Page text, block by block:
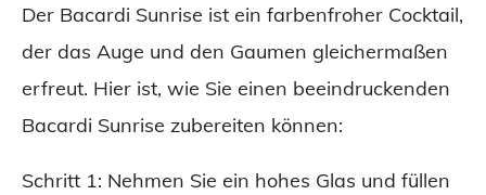
Der Bacardi Sunrise ist ein farbenfroher Cocktail,
der das Auge und den Gaumen gleichermaßen
erfreut. Hier ist, wie Sie einen beeindruckenden
Bacardi Sunrise zubereiten können:
Schritt 1: Nehmen Sie ein hohes Glas und füllen